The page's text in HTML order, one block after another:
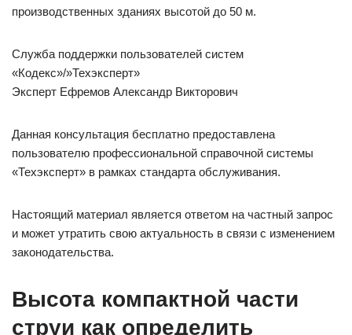
производственных зданиях высотой до 50 м.
Служба поддержки пользователей систем
«Кодекс»/»Техэксперт»
Эксперт Ефремов Александр Викторович
Данная консультация бесплатно предоставлена
пользователю профессиональной справочной системы
«Техэксперт» в рамках стандарта обслуживания.
Настоящий материал является ответом на частный запрос
и может утратить свою актуальность в связи с изменением
законодательства.
Высота компактной части
струи как определить